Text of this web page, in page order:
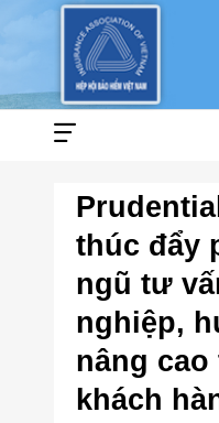
thúc đẩy
ngũ tư
nghiệp,
nâng
khách